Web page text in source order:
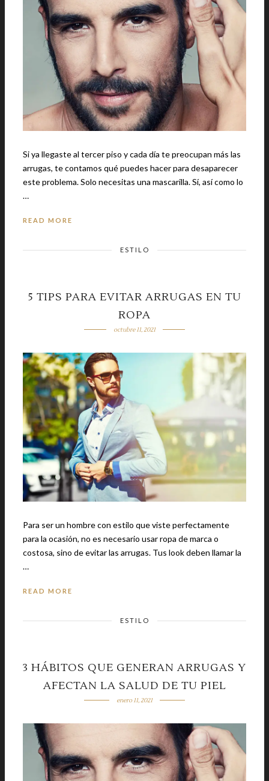
Si ya llegaste al tercer piso y cada día te preocupan más las
arrugas, te contamos qué puedes hacer para desaparecer
este problema. Solo necesitas una mascarilla. Sí, así como lo
…
READ MORE
ESTILO
5 TIPS PARA EVITAR ARRUGAS EN TU
ROPA
octubre 11, 2021
Para ser un hombre con estilo que viste perfectamente
para la ocasión, no es necesario usar ropa de marca o
costosa, sino de evitar las arrugas. Tus look deben llamar la
…
READ MORE
ESTILO
3 HÁBITOS QUE GENERAN ARRUGAS Y
AFECTAN LA SALUD DE TU PIEL
enero 11, 2021